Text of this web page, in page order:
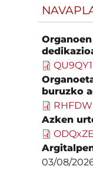
buruzko
Azken
03/08/